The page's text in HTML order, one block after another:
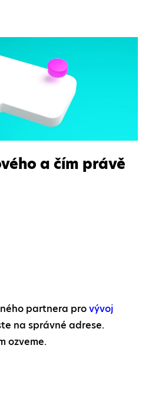
a čím právě
partnera provývoj
na správné adrese.
ozveme.